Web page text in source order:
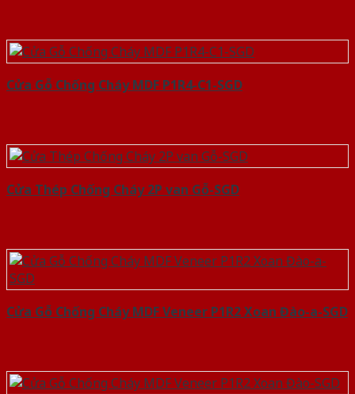
Cửa Gỗ Chống Cháy MDF P1R4-C1-SGD
Cửa Thép Chống Cháy 2P van Gỗ-SGD
Cửa Gỗ Chống Cháy MDF Veneer P1R2 Xoan Đào-a-SGD